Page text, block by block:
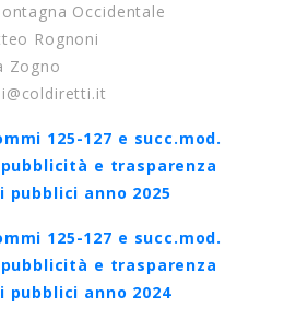
Occidentale
Rognoni
Zogno
125-127 e succ.mod.
e trasparenza
anno 2025
125-127 e succ.mod.
e trasparenza
anno 2024